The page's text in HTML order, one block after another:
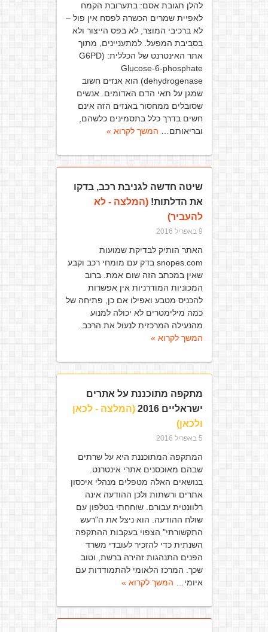
להלן תגובת אסם: בתערובת הקמח
לאפיית שמרים הכשרה לפסח אין פול –
לא ברכיבי המוצר, לא בפס הייצור ולא
בסביבת המפעל. למתעניינים, מתוך
אתר האינטרנט של הכללית: G6PD)
Glucose-6-phosphate
dehydrogenase) הוא אנזים חשוב
שמגן על תאי הדם האדומים. אנשים
שסובלים ממחסור באנזים הזה אינם
חשים בדרך כלל בתסמינים כלשהם,
ובריאותם… המשך לקרוא »
שיטה חדשה לגניבת רכב, בדקו
את הדלתות!(המלצה - לא
להעביר)
9 באפריל 2016
האתר הותיק לבדיקת שמועות
snopes.com בדק עם מומחי רכב וקבע
שאין במכתב הזה שום אמת. ברוב
המכוניות המודרניות אין אפשרות
להכניס מטבע ואפילו אם כן, פתיחה של
כמה מילימטרים לא יכולה למנוע
מהנעילה המרכזית לנעול את הרכב.
המשך לקרוא »
מתקפה מתוכננת על אתרים
ישראליים 2016
(המלצה - לכאן
ולכאן)
5 באפריל 2016
המתקפה המתוכננת היא על שרתים
שבהם מאוכסנים אתרי אינטרנט.
בנושאים האלה מטפלים מנהלי איכסון
אתרים ורשתות ולכן ההודעה אינה
רלוונטית עבורם. שוחחתי בטלפון עם
שולח ההודעה. הוא ניצל את ה"רעש
התקשורתי" הצפוי בעקבות ההתקפה
השנתית כדי להזכיר לעובדי משרד
הפנים התנהגות זהירה ברשת, וטוב
שכך. המרכז הלאומי להתמודדות עם
איומי… המשך לקרוא »